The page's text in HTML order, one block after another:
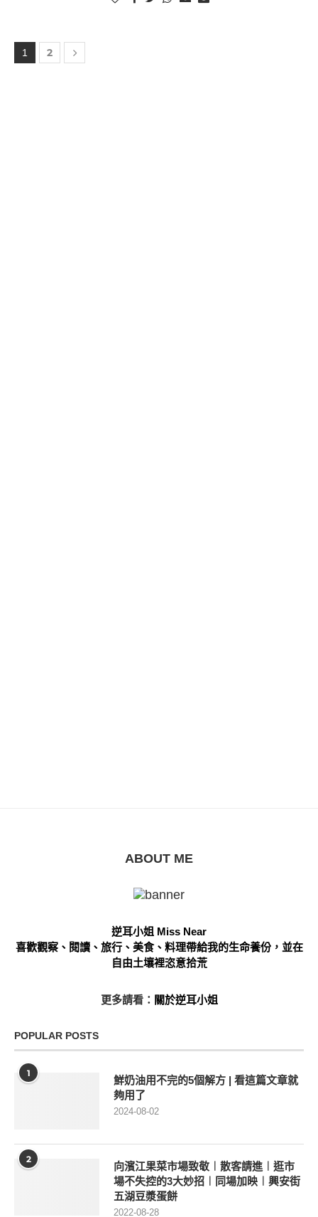
1 2
ABOUT ME
逆耳小姐 Miss Near
喜歡觀察、閱讀、旅行、美食、料理帶給我的生命養份，並在
自由土壤裡恣意拾荒
更多請看： 關於逆耳小姐
POPULAR POSTS
1
鮮奶油用不完的5個解方 | 看這篇文章就
夠用了
2024-08-02
2
向濱江果菜市場致敬︱散客請進︱逛市
場不失控的3大妙招︱同場加映︱興安街
五湖豆漿蛋餅
2022-08-28